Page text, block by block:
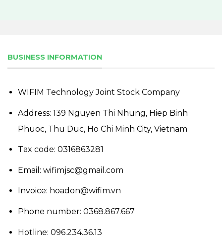
BUSINESS INFORMATION
WIFIM Technology Joint Stock Company
Address: 139 Nguyen Thi Nhung, Hiep Binh
Phuoc, Thu Duc, Ho Chi Minh City, Vietnam
Tax code: 0316863281
Email: wifimjsc@gmail.com
Invoice: hoadon@wifim.vn
Phone number: 0368.867.667
Hotline: 096.234.36.13